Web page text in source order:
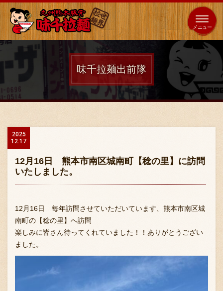
全国
展開 海外 653 店 64 店
ホーム
店舗案内
味千の取り組み
味千拉麺出前隊
2025
12.17
12月16日 熊本市南区城南町【稔の里】に訪問
いたしました。
12月16日 毎年訪問させていただいています、熊本市南区城
南町の【稔の里】へ訪問
楽しみに皆さん待ってくれていました！！ありがとうござい
ました。